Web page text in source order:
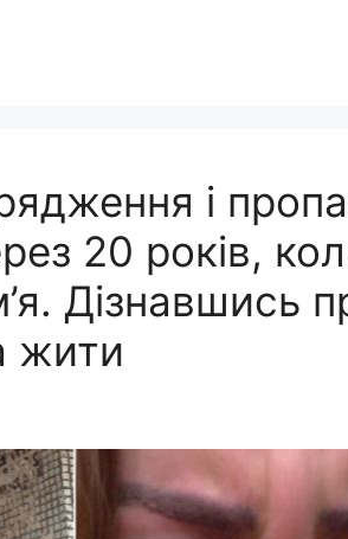
і
20 років,
Дізнавшись
жити